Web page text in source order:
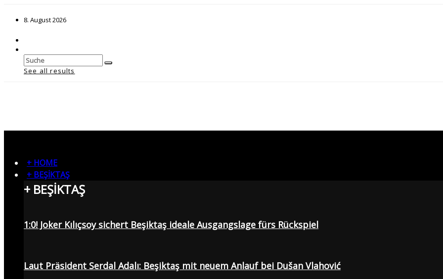
8. August 2026
See all results
+ HOME
+ BEŞİKTAŞ
+ BEŞİKTAŞ
1:0! Joker Kılıçsoy sichert Beşiktaş ideale Ausgangslage fürs Rückspiel
Laut Präsident Serdal Adalı: Beşiktaş mit neuem Anlauf bei Dušan Vlahović